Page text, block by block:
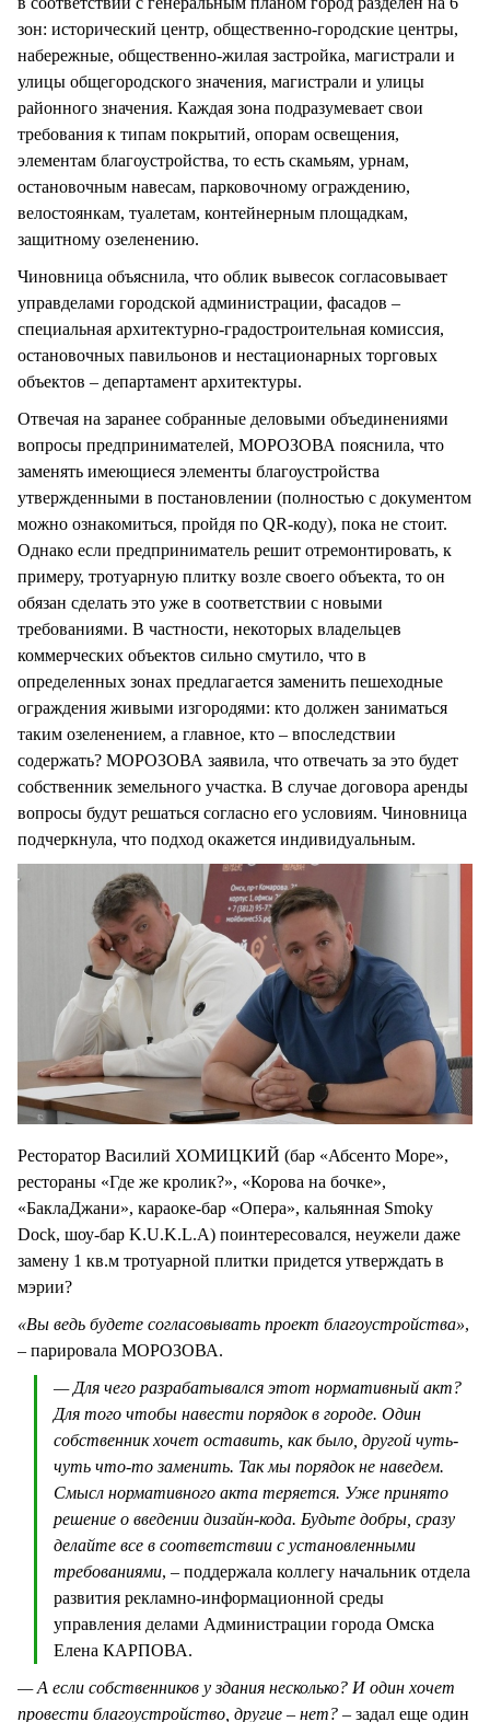
зон: исторический центр, общественно-городские центры,
набережные, общественно-жилая застройка, магистрали и
улицы общегородского значения, магистрали и улицы
районного значения. Каждая зона подразумевает свои
требования к типам покрытий, опорам освещения,
элементам благоустройства, то есть скамьям, урнам,
остановочным навесам, парковочному ограждению,
велостоянкам, туалетам, контейнерным площадкам,
защитному озеленению.
Чиновница объяснила, что облик вывесок согласовывает
управделами городской администрации, фасадов –
специальная архитектурно-градостроительная комиссия,
остановочных павильонов и нестационарных торговых
объектов – департамент архитектуры.
Отвечая на заранее собранные деловыми объединениями
вопросы предпринимателей, МОРОЗОВА пояснила, что
заменять имеющиеся элементы благоустройства
утвержденными в постановлении (полностью с документом
можно ознакомиться, пройдя по QR-коду), пока не стоит.
Однако если предприниматель решит отремонтировать, к
примеру, тротуарную плитку возле своего объекта, то он
обязан сделать это уже в соответствии с новыми
требованиями. В частности, некоторых владельцев
коммерческих объектов сильно смутило, что в
определенных зонах предлагается заменить пешеходные
ограждения живыми изгородями: кто должен заниматься
таким озеленением, а главное, кто – впоследствии
содержать? МОРОЗОВА заявила, что отвечать за это будет
собственник земельного участка. В случае договора аренды
вопросы будут решаться согласно его условиям. Чиновница
подчеркнула, что подход окажется индивидуальным.
Ресторатор Василий ХОМИЦКИЙ (бар «Абсенто Море»,
рестораны «Где же кролик?», «Корова на бочке»,
«БаклаДжани», караоке-бар «Опера», кальянная Smoky
Dock, шоу-бар K.U.K.L.A) поинтересовался, неужели даже
замену 1 кв.м тротуарной плитки придется утверждать в
мэрии?
«Вы ведь будете согласовывать проект благоустройства»,
– парировала МОРОЗОВА.
— Для чего разрабатывался этот нормативный акт?
Для того чтобы навести порядок в городе. Один
собственник хочет оставить, как было, другой чуть-
чуть что-то заменить. Так мы порядок не наведем.
Смысл нормативного акта теряется. Уже принято
решение о введении дизайн-кода. Будьте добры, сразу
делайте все в соответствии с установленными
требованиями, – поддержала коллегу начальник отдела
развития рекламно-информационной среды
управления делами Администрации города Омска
Елена КАРПОВА.
— А если собственников у здания несколько? И один хочет
провести благоустройство, другие – нет? – задал еще один